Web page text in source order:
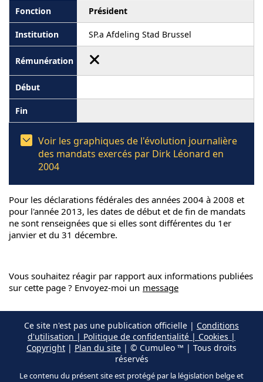
Président
SP.a Afdeling Stad Brussel
Voir les graphiques de l'évolution journalière
des mandats exercés par Dirk Léonard en
2004
Pour les déclarations fédérales des années 2004 à 2008 et
pour l'année 2013, les dates de début et de fin de mandats
ne sont renseignées que si elles sont différentes du 1er
janvier et du 31 décembre.
Vous souhaitez réagir par rapport aux informations publiées
sur cette page ? Envoyez-moi un message
Ce site n'est pas une publication officielle | Conditions
d'utilisation | Politique de confidentialité | Cookies |
Copyright | Plan du site | © Cumuleo ™ | Tous droits
réservés
Le contenu du présent site est protégé par la législation belge et